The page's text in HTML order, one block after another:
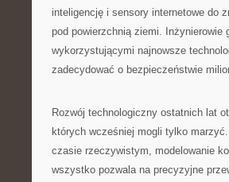
inteligencję i sensory internetowe do
pod powierzchnią ziemi.
wykorzystującymi najnowsze
zadecydować o bezpieczeństwie
Rozwój technologiczny ostatnich lat
których wcześniej mogli tylko
czasie rzeczywistym, modelowanie
wszystko pozwala na precyzyjne